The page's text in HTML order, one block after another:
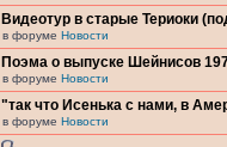
Видеотур в старые Териоки
в форуме Новости
Поэма о выпуске Шейнисов
в форуме Новости
"так что Исенька с нами, в
в форуме Новости